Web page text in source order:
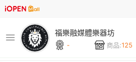
福樂融媒體樂器坊
- 商品:125